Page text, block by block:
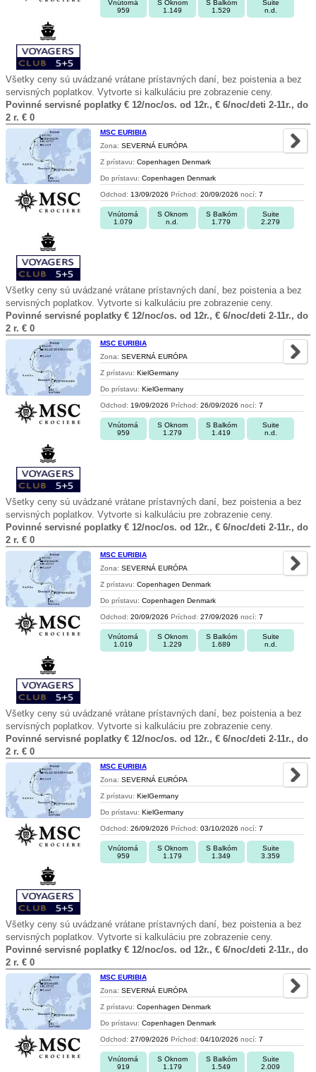
Vnútorná
959
S Oknom
1.149
S Balkóm
1.529
Suite
n.d.
Všetky ceny sú uvádzané vrátane prístavných daní, bez poistenia a bez
servisných poplatkov. Vytvorte si kalkuláciu pre zobrazenie ceny.
Povinné servisné poplatky € 12/noc/os. od 12r., € 6/noc/deti 2-11r., do
2 r. € 0
MSC EURIBIA
Zona: SEVERNÁ EURÓPA
Z prístavu: Copenhagen Denmark
Do prístavu: Copenhagen Denmark
Odchod: 13/09/2026 Príchod: 20/09/2026 nocí: 7
Vnútorná
1.079
S Oknom
n.d.
S Balkóm
1.779
Suite
2.279
Všetky ceny sú uvádzané vrátane prístavných daní, bez poistenia a bez
servisných poplatkov. Vytvorte si kalkuláciu pre zobrazenie ceny.
Povinné servisné poplatky € 12/noc/os. od 12r., € 6/noc/deti 2-11r., do
2 r. € 0
MSC EURIBIA
Zona: SEVERNÁ EURÓPA
Z prístavu: KielGermany
Do prístavu: KielGermany
Odchod: 19/09/2026 Príchod: 26/09/2026 nocí: 7
Vnútorná
959
S Oknom
1.279
S Balkóm
1.419
Suite
n.d.
Všetky ceny sú uvádzané vrátane prístavných daní, bez poistenia a bez
servisných poplatkov. Vytvorte si kalkuláciu pre zobrazenie ceny.
Povinné servisné poplatky € 12/noc/os. od 12r., € 6/noc/deti 2-11r., do
2 r. € 0
MSC EURIBIA
Zona: SEVERNÁ EURÓPA
Z prístavu: Copenhagen Denmark
Do prístavu: Copenhagen Denmark
Odchod: 20/09/2026 Príchod: 27/09/2026 nocí: 7
Vnútorná
1.019
S Oknom
1.229
S Balkóm
1.689
Suite
n.d.
Všetky ceny sú uvádzané vrátane prístavných daní, bez poistenia a bez
servisných poplatkov. Vytvorte si kalkuláciu pre zobrazenie ceny.
Povinné servisné poplatky € 12/noc/os. od 12r., € 6/noc/deti 2-11r., do
2 r. € 0
MSC EURIBIA
Zona: SEVERNÁ EURÓPA
Z prístavu: KielGermany
Do prístavu: KielGermany
Odchod: 26/09/2026 Príchod: 03/10/2026 nocí: 7
Vnútorná
959
S Oknom
1.179
S Balkóm
1.349
Suite
3.359
Všetky ceny sú uvádzané vrátane prístavných daní, bez poistenia a bez
servisných poplatkov. Vytvorte si kalkuláciu pre zobrazenie ceny.
Povinné servisné poplatky € 12/noc/os. od 12r., € 6/noc/deti 2-11r., do
2 r. € 0
MSC EURIBIA
Zona: SEVERNÁ EURÓPA
Z prístavu: Copenhagen Denmark
Do prístavu: Copenhagen Denmark
Odchod: 27/09/2026 Príchod: 04/10/2026 nocí: 7
Vnútorná
919
S Oknom
1.179
S Balkóm
1.549
Suite
2.009